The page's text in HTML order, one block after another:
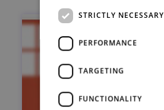
STRICTLY NECESSARY
PERFORMANCE
TARGETING
FUNCTIONALITY